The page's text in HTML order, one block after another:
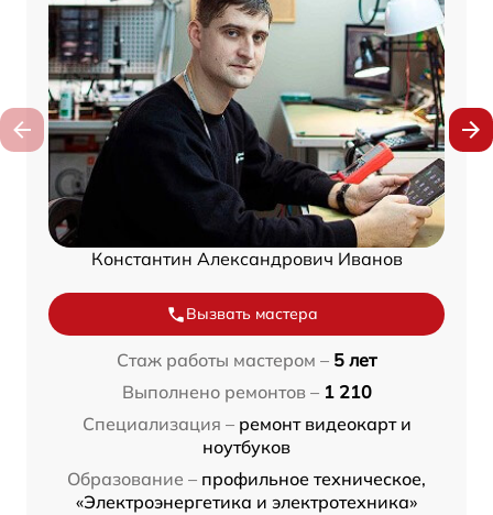
Константин Александрович Иванов
Вызвать мастера
Стаж работы мастером – 5 лет
Выполнено ремонтов – 1 210
Специализация – ремонт видеокарт и
ноутбуков
Образование – профильное техническое,
«Электроэнергетика и электротехника»